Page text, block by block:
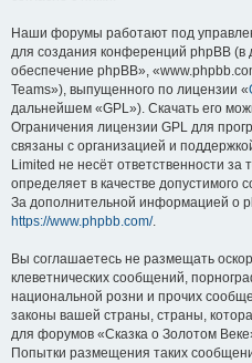
Наши форумы работают под
для создания конференций phpBB
обеспечение phpBB»,
Teams»), выпущенного по лицензии «
дальнейшем «GPL»). Скачать его
Ограничения лицензии GPL для
связаны с организацией и
Limited не несёт ответственности
определяет в качестве допустимого
За дополнительной информацией о
https://www.phpbb.com/.
Вы соглашаетесь не размещать
клеветнических сообщений,
национальной розни и прочих
законы вашей страны, страны,
для форумов «Сказка о Золотом
Попытки размещения таких